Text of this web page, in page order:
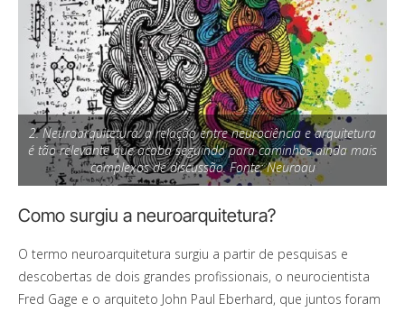
2. Neuroarquitetura: a relação entre neurociência e arquitetura
é tão relevante que acaba seguindo para caminhos ainda mais
complexos de discussão. Fonte: Neuroau
Como surgiu a neuroarquitetura?
O termo neuroarquitetura surgiu a partir de pesquisas e
descobertas de dois grandes profissionais, o neurocientista
Fred Gage e o arquiteto John Paul Eberhard, que juntos foram